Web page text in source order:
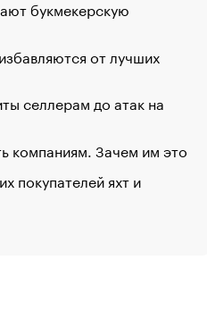
букмекерскую
от лучших
селлерам до атак на
компаниям. Зачем им это
покупателей яхт и